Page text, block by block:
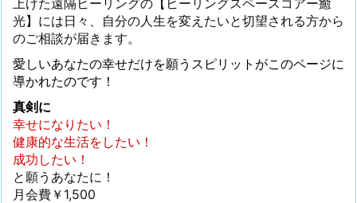
光】には日々、自分の人生を変えたいと切望される方から
のご相談が届きます。
愛しいあなたの幸せだけを願うスピリットがこのページに
導かれたのです！
真剣に
幸せになりたい！
健康的な生活をしたい！
成功したい！
と願うあなたに！
月会費￥1,500